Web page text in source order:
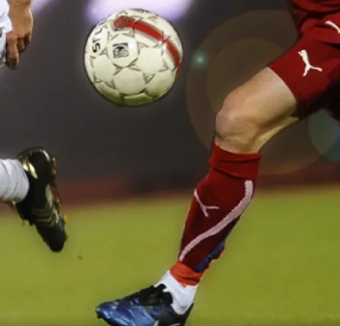
Moderní pětiboj
Motorsport
Olympijské hry
Parasport
Plavání